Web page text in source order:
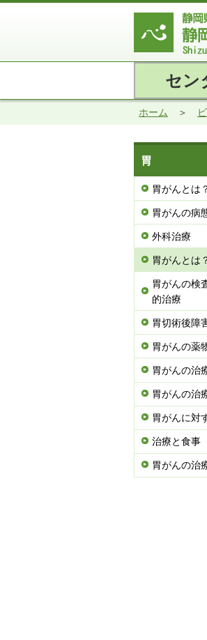
セン
ホーム
胃
胃がんとは
胃がんの病
外科治療
胃がんとは
胃がんの検
的治療
胃切術後障
胃がんの薬
胃がんの治
胃がんの治
胃がんに対
治療と食事
胃がんの治